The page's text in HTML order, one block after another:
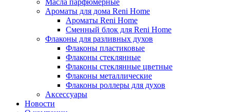
Масла парфюмерные
Ароматы для дома Reni Home
Ароматы Reni Home
Сменный блок для Reni Home
Флаконы для разливных духов
Флаконы пластиковые
Флаконы стеклянные
Флаконы стеклянные цветные
Флаконы металлические
Флаконы роллеры для духов
Аксессуары
Новости